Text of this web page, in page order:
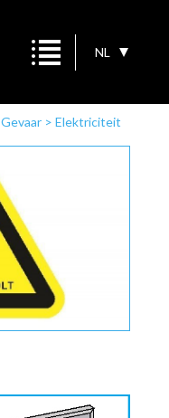
NL
Gevaar> Elektriciteit